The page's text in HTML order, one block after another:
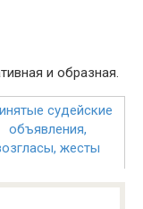
и образная.
судейские
объявления,
жесты
рекомендации